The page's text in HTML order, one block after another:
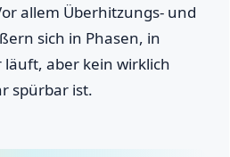
allem Überhitzungs- und
sich in Phasen, in
aber kein wirklich
spürbar ist.